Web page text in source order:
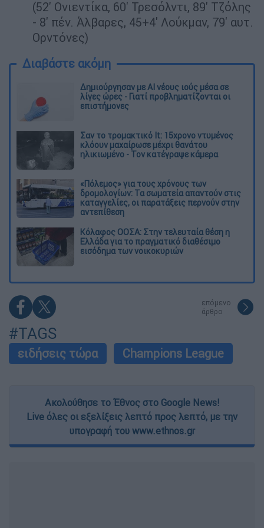
(52' Ονιεντίκα, 60' Τρεσόλντι, 89' Τζόλης
- 8' πέν. Άλβαρες, 45+4' Λούκμαν, 79' αυτ.
Ορντόνες)
Διαβάστε ακόμη
Δημιούργησαν με AI νέους ιούς μέσα σε
λίγες ώρες - Γιατί προβληματίζονται οι
επιστήμονες
Σαν το τρομακτικό It: 15χρονο ντυμένος
κλόουν μαχαίρωσε μέχρι θανάτου
ηλικιωμένο - Τον κατέγραψε κάμερα
«Πόλεμος» για τους χρόνους των
δρομολογίων: Τα σωματεία απαντούν στις
καταγγελίες, οι παρατάξεις περνούν στην
αντεπίθεση
Κόλαφος ΟΟΣΑ: Στην τελευταία θέση η
Ελλάδα για το πραγματικό διαθέσιμο
εισόδημα των νοικοκυριών
επόμενο
άρθρο
#TAGS
ειδήσεις τώρα Champions League
Ακολούθησε το Έθνος στο Google News!
Live όλες οι εξελίξεις λεπτό προς λεπτό, με την
υπογραφή του www.ethnos.gr